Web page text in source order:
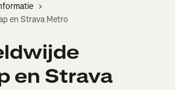
en Strava Metro
en Strava